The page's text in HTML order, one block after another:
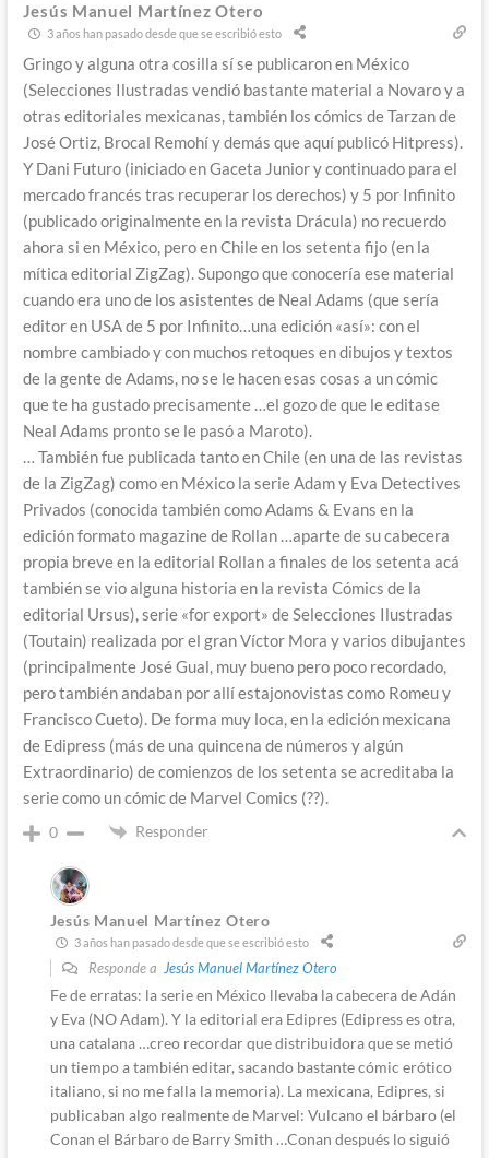
Jesús Manuel Martínez Otero
3 años han pasado desde que se escribió esto
Gringo y alguna otra cosilla sí se publicaron en México
(Selecciones Ilustradas vendió bastante material a Novaro y a
otras editoriales mexicanas, también los cómics de Tarzan de
José Ortiz, Brocal Remohí y demás que aquí publicó Hitpress).
Y Dani Futuro (iniciado en Gaceta Junior y continuado para el
mercado francés tras recuperar los derechos) y 5 por Infinito
(publicado originalmente en la revista Drácula) no recuerdo
ahora si en México, pero en Chile en los setenta fijo (en la
mítica editorial ZigZag). Supongo que conocería ese material
cuando era uno de los asistentes de Neal Adams (que sería
editor en USA de 5 por Infinito…una edición «así»: con el
nombre cambiado y con muchos retoques en dibujos y textos
de la gente de Adams, no se le hacen esas cosas a un cómic
que te ha gustado precisamente …el gozo de que le editase
Neal Adams pronto se le pasó a Maroto).
… También fue publicada tanto en Chile (en una de las revistas
de la ZigZag) como en México la serie Adam y Eva Detectives
Privados (conocida también como Adams & Evans en la
edición formato magazine de Rollan …aparte de su cabecera
propia breve en la editorial Rollan a finales de los setenta acá
también se vio alguna historia en la revista Cómics de la
editorial Ursus), serie «for export» de Selecciones Ilustradas
(Toutain) realizada por el gran Víctor Mora y varios dibujantes
(principalmente José Gual, muy bueno pero poco recordado,
pero también andaban por allí estajonovistas como Romeu y
Francisco Cueto). De forma muy loca, en la edición mexicana
de Edipress (más de una quincena de números y algún
Extraordinario) de comienzos de los setenta se acreditaba la
serie como un cómic de Marvel Comics (??).
0 Responder
Jesús Manuel Martínez Otero
3 años han pasado desde que se escribió esto
Responde a Jesús Manuel Martínez Otero
Fe de erratas: la serie en México llevaba la cabecera de Adán
y Eva (NO Adam). Y la editorial era Edipres (Edipress es otra,
una catalana …creo recordar que distribuidora que se metió
un tiempo a también editar, sacando bastante cómic erótico
italiano, si no me falla la memoria). La mexicana, Edipres, si
publicaban algo realmente de Marvel: Vulcano el bárbaro (el
Conan el Bárbaro de Barry Smith …Conan después lo siguió